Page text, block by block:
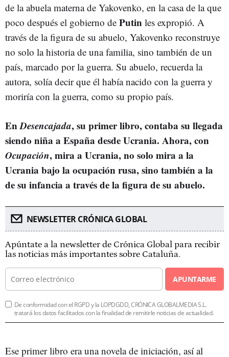
de la abuela materna de Yakovenko, en la casa de la que
poco después el gobierno de Putin les expropió. A
través de la figura de su abuelo, Yakovenko reconstruye
no solo la historia de una familia, sino también de un
país, marcado por la guerra. Su abuelo, recuerda la
autora, solía decir que él había nacido con la guerra y
moriría con la guerra, como su propio país.
EnDesencajada, su primer libro, contaba su llegada
siendo niña a España desde Ucrania. Ahora, con
Ocupación, mira a Ucrania, no solo mira a la
Ucrania bajo la ocupación rusa, sino también a la
de su infancia a través de la figura de su abuelo.
NEWSLETTER CRÓNICA GLOBAL
Apúntate a la newsletter de Crónica Global para recibir
las noticias más importantes sobre Cataluña.
APUNTARME
De conformidad con el RGPD y la LOPDGDD, CRÓNICA GLOBALMEDIA S.L.
tratará los datos facilitados con la finalidad de remitirle noticias de actualidad.
Ese primer libro era una novela de iniciación, así al